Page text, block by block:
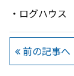
・ログハウス
前の記事へ